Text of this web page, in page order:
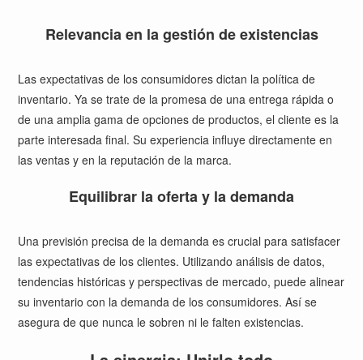
Relevancia en la gestión de existencias
Las expectativas de los consumidores dictan la política de
inventario. Ya se trate de la promesa de una entrega rápida o
de una amplia gama de opciones de productos, el cliente es la
parte interesada final. Su experiencia influye directamente en
las ventas y en la reputación de la marca.
Equilibrar la oferta y la demanda
Una previsión precisa de la demanda es crucial para satisfacer
las expectativas de los clientes. Utilizando análisis de datos,
tendencias históricas y perspectivas de mercado, puede alinear
su inventario con la demanda de los consumidores. Así se
asegura de que nunca le sobren ni le falten existencias.